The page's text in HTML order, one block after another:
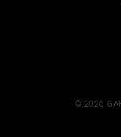
© 2026